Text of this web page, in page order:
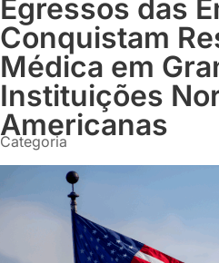
Egressos das
Conquistam
Médica em
Instituições
Americanas
Categoria